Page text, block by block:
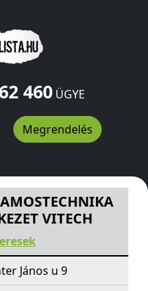
460ÜGYE
Megrendelés
VITECH
VITECH
János u 9